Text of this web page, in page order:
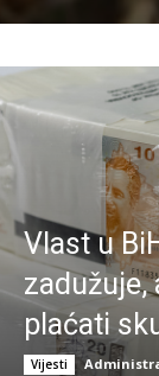
Vlast u
zadužuje,
plaćati
Vijesti